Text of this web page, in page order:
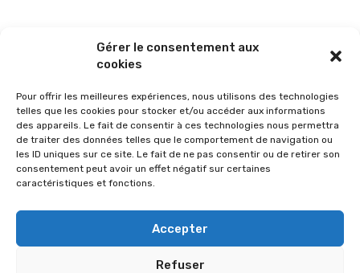
Gérer le consentement aux
cookies
Pour offrir les meilleures expériences, nous utilisons des technologies
telles que les cookies pour stocker et/ou accéder aux informations
des appareils. Le fait de consentir à ces technologies nous permettra
de traiter des données telles que le comportement de navigation ou
les ID uniques sur ce site. Le fait de ne pas consentir ou de retirer son
consentement peut avoir un effet négatif sur certaines
caractéristiques et fonctions.
Accepter
Refuser